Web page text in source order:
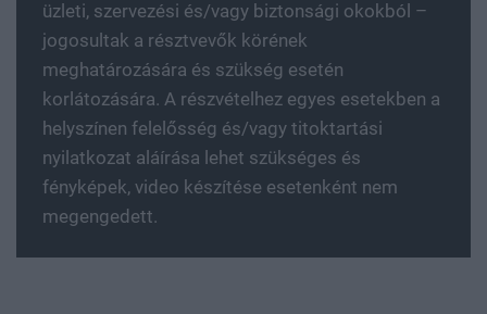
üzleti, szervezési és/vagy biztonsági okokból –
jogosultak a résztvevők körének
meghatározására és szükség esetén
korlátozására. A részvételhez egyes esetekben a
helyszínen felelősség és/vagy titoktartási
nyilatkozat aláírása lehet szükséges és
fényképek, video készítése esetenként nem
megengedett.